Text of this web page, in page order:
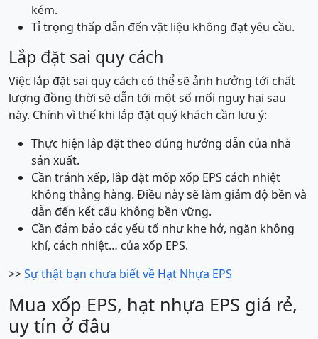
kém.
Tỉ trọng thấp dẫn đến vật liệu không đạt yêu cầu.
Lắp đặt sai quy cách
Việc lắp đặt sai quy cách có thể sẽ ảnh hưởng tới chất
lượng đồng thời sẽ dẫn tới một số mối nguy hại sau
này. Chính vì thế khi lắp đặt quý khách cần lưu ý:
Thực hiện lắp đặt theo đúng hướng dẫn của nhà
sản xuất.
Cần tránh xếp, lắp đặt mốp xốp EPS cách nhiệt
không thẳng hàng. Điều này sẽ làm giảm độ bền và
dẫn đến kết cấu không bền vững.
Cần đảm bảo các yếu tố như khe hở, ngăn không
khí, cách nhiệt… của xốp EPS.
>>Sự thật bạn chưa biết về Hạt Nhựa EPS
Mua xốp EPS, hạt nhựa EPS giá rẻ,
uy tín ở đâu